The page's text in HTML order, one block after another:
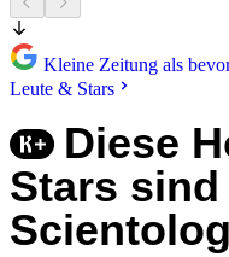
Kleine Zeitung als
Leute & Stars
Diese
Stars